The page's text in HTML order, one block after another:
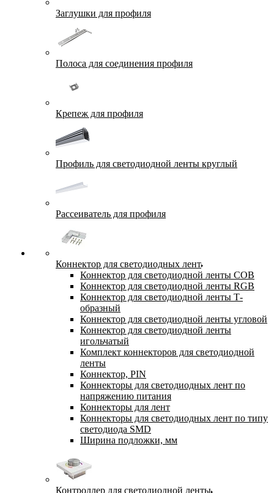
Заглушки для профиля
Полоса для соединения профиля
Крепеж для профиля
Профиль для светодиодной ленты круглый
Рассеиватель для профиля
Коннектор для светодиодных лент
Коннектор для светодиодной ленты COB
Коннектор для светодиодной ленты RGB
Коннектор для светодиодной ленты Т-
образный
Коннектор для светодиодной ленты угловой
Коннектор для светодиодной ленты
игольчатый
Комплект коннекторов для светодиодной
ленты
Коннектор, PIN
Коннекторы для светодиодных лент по
напряжению питания
Коннекторы для лент
Коннекторы для светодиодных лент по типу
светодиода SMD
Ширина подложки, мм
Контроллер для светодиодной ленты